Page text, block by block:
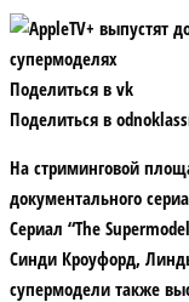
Поделиться в vk
Поделиться в
На стриминговой
документального
Сериал “The
Синди Кроуфорд,
супермодели также